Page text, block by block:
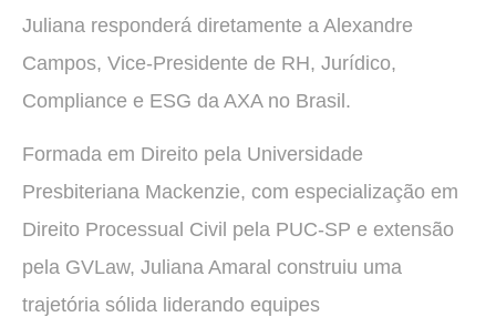
Juliana responderá diretamente a Alexandre
Campos, Vice-Presidente de RH, Jurídico,
Compliance e ESG da AXA no Brasil.
Formada em Direito pela Universidade
Presbiteriana Mackenzie, com especialização em
Direito Processual Civil pela PUC-SP e extensão
pela GVLaw, Juliana Amaral construiu uma
trajetória sólida liderando equipes